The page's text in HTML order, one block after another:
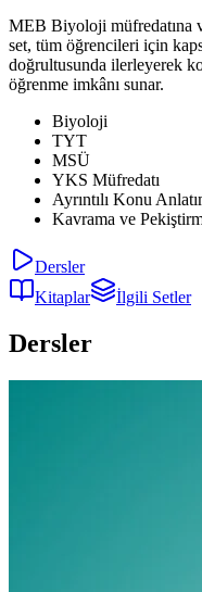
MEB Biyoloji müfredatına
set, tüm öğrencileri için
doğrultusunda ilerleyerek
öğrenme imkânı sunar.
Biyoloji
TYT
MSÜ
YKS Müfredatı
Ayrıntılı Konu
Kavrama ve
Dersler
Kitaplar
İlgili Setler
Dersler